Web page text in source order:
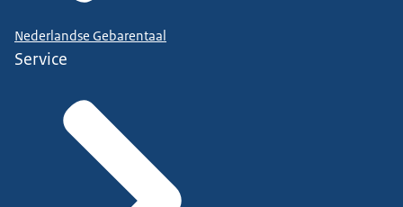
Nederlandse Gebarentaal
Service